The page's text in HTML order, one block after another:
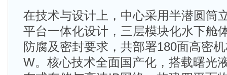
在技术与设计上，中心采用半潜圆筒
平台一体化设计，三层模块化水下舱
防腐及密封要求，共部署180面高密
W。核心技术全面国产化，搭载曙光